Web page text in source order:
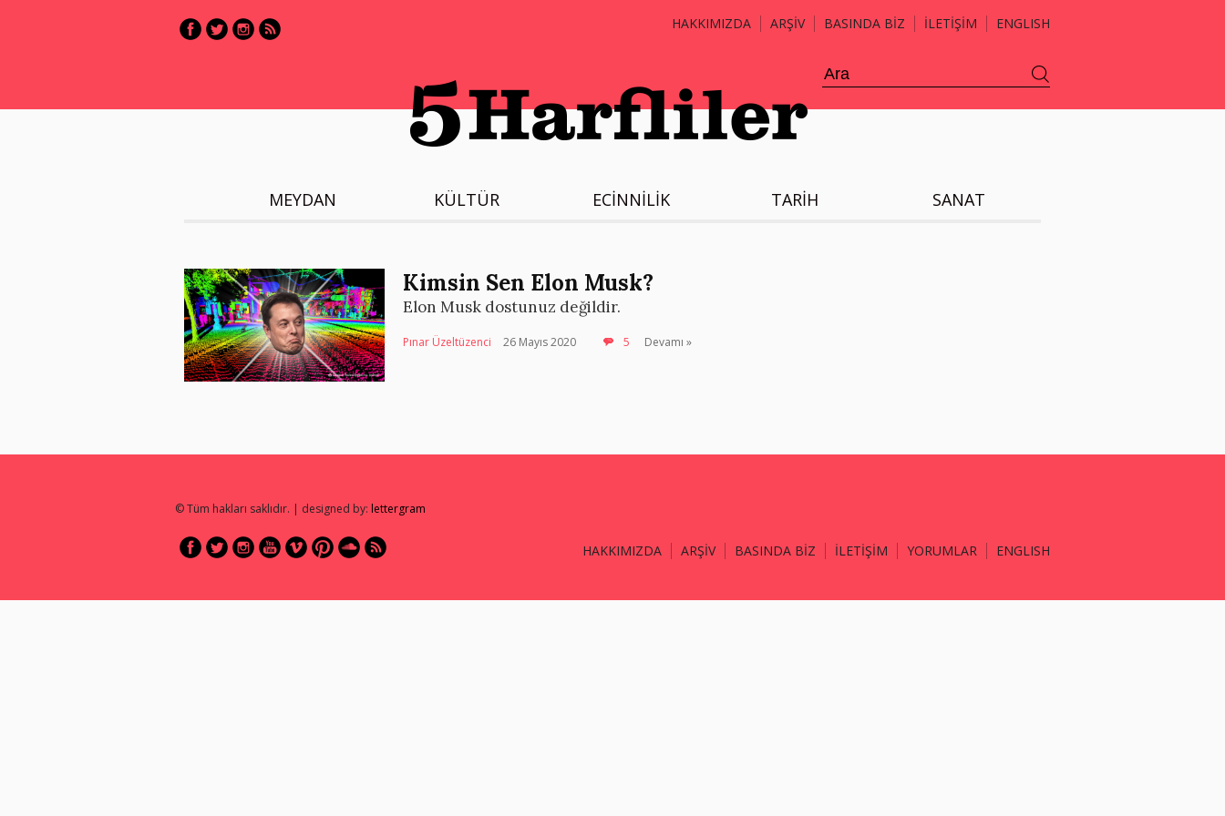
HAKKIMIZDA ARŞİV BASINDA BİZ İLETİŞİM ENGLISH
MEYDAN KÜLTÜR ECİNNİLİK TARİH SANAT
Kimsin Sen Elon Musk?
Elon Musk dostunuz değildir.
Pınar Üzeltüzenci 26 Mayıs 2020 5 Devamı »
© Tüm hakları saklıdır. | designed by: lettergram
HAKKIMIZDA ARŞİV BASINDA BİZ İLETİŞİM YORUMLAR ENGLISH